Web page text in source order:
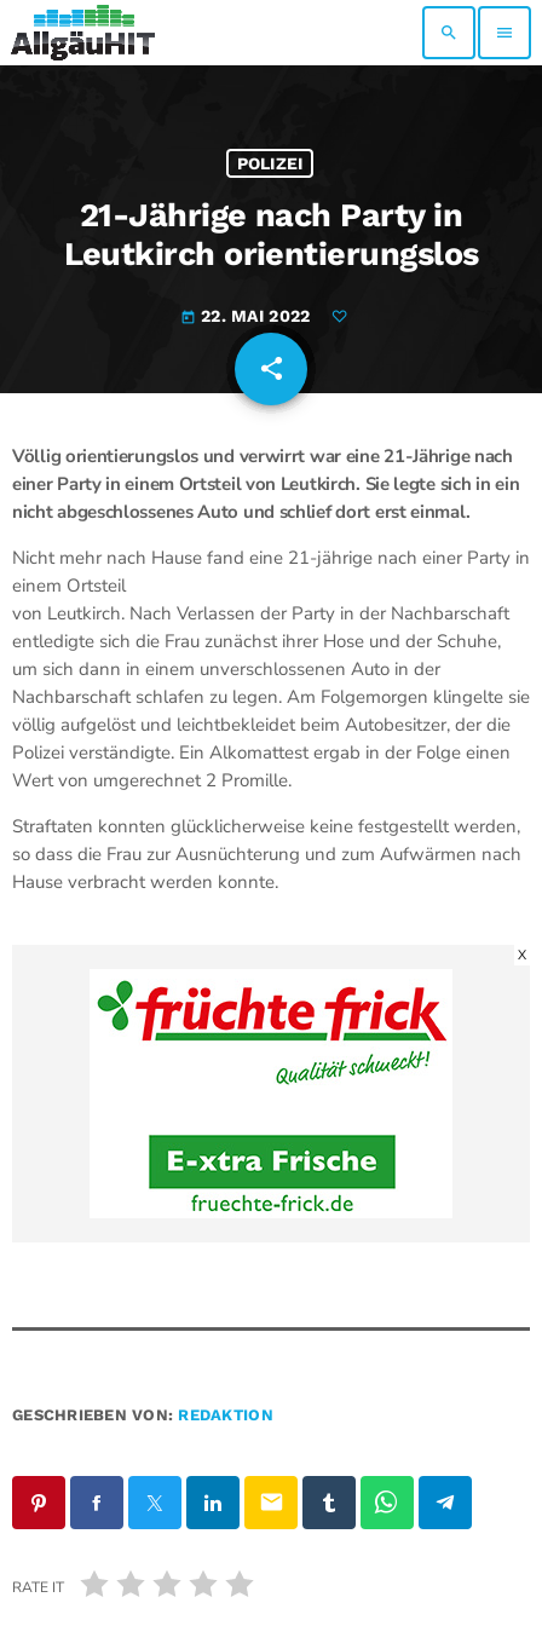
search menu
POLIZEI
21-Jährige nach Party in
Leutkirch orientierungslos
today 22. MAI 2022
share
email
Völlig orientierungslos und verwirrt war eine 21-Jährige nach
einer Party in einem Ortsteil von Leutkirch. Sie legte sich in ein
nicht abgeschlossenes Auto und schlief dort erst einmal.
Nicht mehr nach Hause fand eine 21-jährige nach einer Party in
einem Ortsteil
von Leutkirch. Nach Verlassen der Party in der Nachbarschaft
entledigte sich die Frau zunächst ihrer Hose und der Schuhe,
um sich dann in einem unverschlossenen Auto in der
Nachbarschaft schlafen zu legen. Am Folgemorgen klingelte sie
völlig aufgelöst und leichtbekleidet beim Autobesitzer, der die
Polizei verständigte. Ein Alkomattest ergab in der Folge einen
Wert von umgerechnet 2 Promille.
Straftaten konnten glücklicherweise keine festgestellt werden,
so dass die Frau zur Ausnüchterung und zum Aufwärmen nach
Hause verbracht werden konnte.
X
GESCHRIEBEN VON: REDAKTION
email
RATE IT